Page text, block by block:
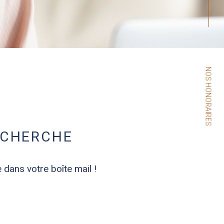
NOS HONORAIRES
dans votre boîte mail !